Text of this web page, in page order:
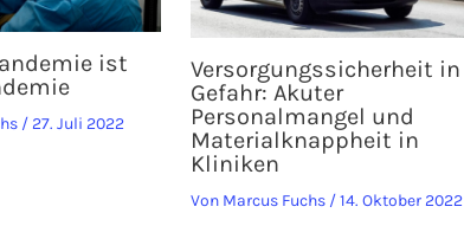
ist
/ 27. Juli 2022
Versorgungssicherheit in
Gefahr: Akuter
Personalmangel und
Materialknappheit in
Kliniken
Von Marcus Fuchs /14. Oktober 2022